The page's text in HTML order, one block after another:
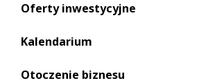
Oferty inwestycyjne
Kalendarium
Otoczenie biznesu